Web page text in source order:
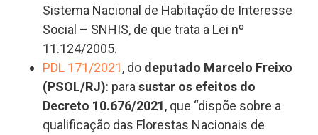
Sistema Nacional de Habitação de Interesse
Social – SNHIS, de que trata a Lei nº
11.124/2005.
PDL 171/2021, do deputado Marcelo Freixo
(PSOL/RJ): parasustar os efeitos do
Decreto 10.676/2021, que “dispõe sobre a
qualificação das Florestas Nacionais de